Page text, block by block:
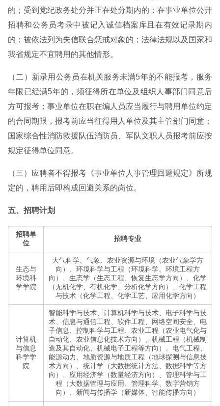
的；受到党纪政务处分并正在处分期内的；在事业单位公开
招聘和公务员考录中被记入诚信档案库且在有效记录期内
的；被依法列为失信联合惩戒对象的；法律法规以及国家和
我省规定不宜聘用的其他情形。
（二）新录用公务员在机关服务未满5年的不能报考，服务
年限已经满5年的，须征得所在单位及组织人事部门同意后
方可报考；事业单位在职在编人员应当履行与聘用单位约定
的合同期限，报考前应当征得用人单位及其主管部门同意；
国家综合性消防救援队伍消防员、军队文职人员报考前应按
规定征得单位同意。
（三）应聘者不得报考《事业单位人事管理回避规定》所规
定的，聘用后即构成回避关系的岗位。
五、招聘计划
招聘单
位
招聘专业
生态与
环境科
学学院
大气科学、气象、农业资源与环境（农业气象学方
向）、环境科学与工程（环境科学、环境工程方
向）、生态学（生态工程、恢复生态学方向）、化学
（无机化学、有机化学、分析化学方向）、化学工程
与技术（化学工程、化学工艺、应用化学方向）
计算机
与信息
科学学
院
智能科学与技术、计算机科学与技术、电子科学与技
术、信息与通信工程、软件工程、网络空间安全、电
子信息、控制科学与工程、农业工程（农业电气化与
自动化、农业信息化技术方向）、机械工程（机械制
造及其自动化、机械电子工程等方向）、电气工程、
能源动力、地质资源与地质工程（地球探测与信息技
术方向）、统计学（大数据统计方法、数据科学等方
向）、应用经济学（数量经济方向）、管理科学与工
程（大数据管理与应用、管理科学、数字营销方
向）、新闻与传播学（新媒体、智能传播方向）